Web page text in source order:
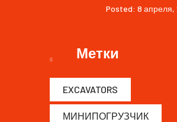
Posted: 8 апреля,
Метки
EXCAVATORS
МИНИПОГРУЗЧИК